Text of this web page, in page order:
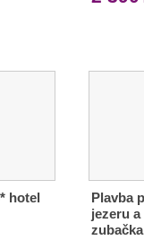
hotel
Plavba
jezeru
zubačka